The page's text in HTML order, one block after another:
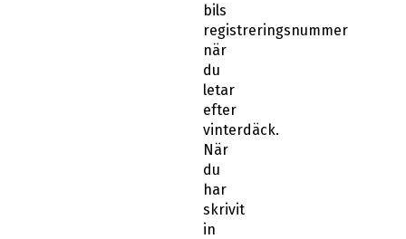
bils
registreringsnummer
när
du
letar
efter
vinterdäck.
När
du
har
skrivit
in